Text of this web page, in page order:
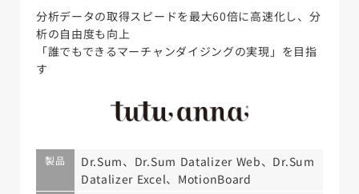
分析データの取得スピードを最大60倍に高速化し、分
析の自由度も向上
「誰でもできるマーチャンダイジングの実現」を目指
す
製品
Dr.Sum、Dr.Sum Datalizer Web、Dr.Sum
Datalizer Excel、MotionBoard